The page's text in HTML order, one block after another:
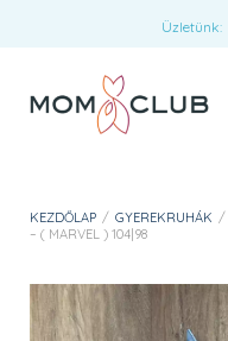
Üzletünk:
KEZDŐLAP / GYEREKRUHÁK /
– ( MARVEL ) 104|98